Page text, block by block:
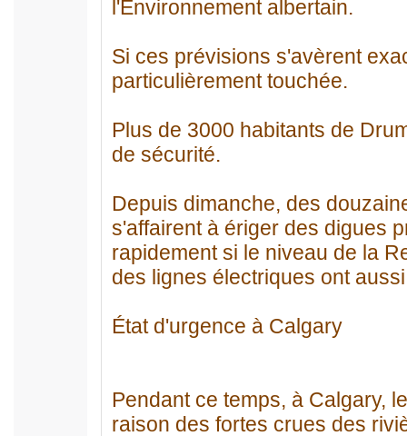
l'Environnement albertain.
Si ces prévisions s'avèrent
particulièrement touchée.
Plus de 3000 habitants de
de sécurité.
Depuis dimanche, des
s'affairent à ériger des digues
rapidement si le niveau de la
des lignes électriques ont
État d'urgence à Calgary
Pendant ce temps, à Calgary,
raison des fortes crues des